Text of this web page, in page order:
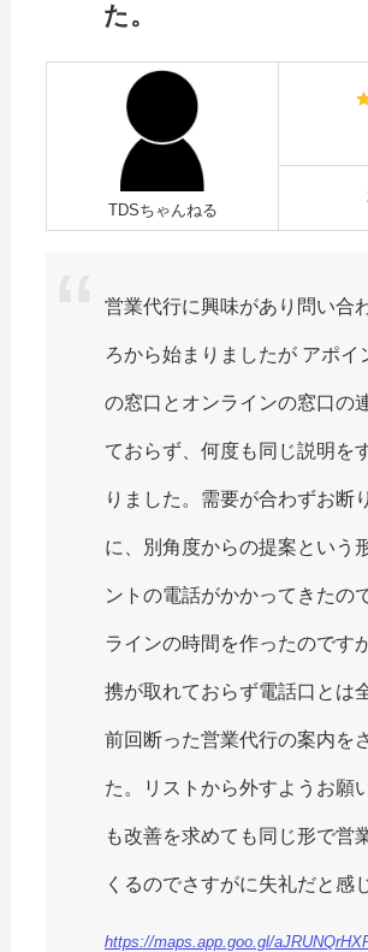
た。
TDSちゃんねる
営業代行に興味があり問い合
ろから始まりましたが アポイ
の窓口とオンラインの窓口の
ておらず、何度も同じ説明を
りました。需要が合わずお断
に、別角度からの提案という
ントの電話がかかってきたの
ラインの時間を作ったのです
携が取れておらず電話口とは
前回断った営業代行の案内を
た。リストから外すようお願
も改善を求めても同じ形で営
くるのでさすがに失礼だと感
https://maps.app.goo.gl/